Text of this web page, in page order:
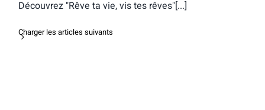
Découvrez "Rêve ta vie, vis tes rêves"[...]
Charger les articles suivants